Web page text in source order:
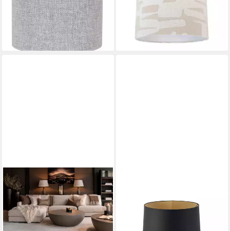
20-15, Hochwertiger
Leinenstoff
44,95 €
lieferbar - in 2-3 Werktagen bei dir
58,95 €
lieferbar - in 3-4 Werktagen bei dir
AMBIENTE-LEBENSART.DE
Lampenschirm
Lampenschirm-Leinen Textil
Hell Grau konische Form Ø
40cm
katoen, QAZQA
Lampenschirm, Schwarz,
Textil, Modern